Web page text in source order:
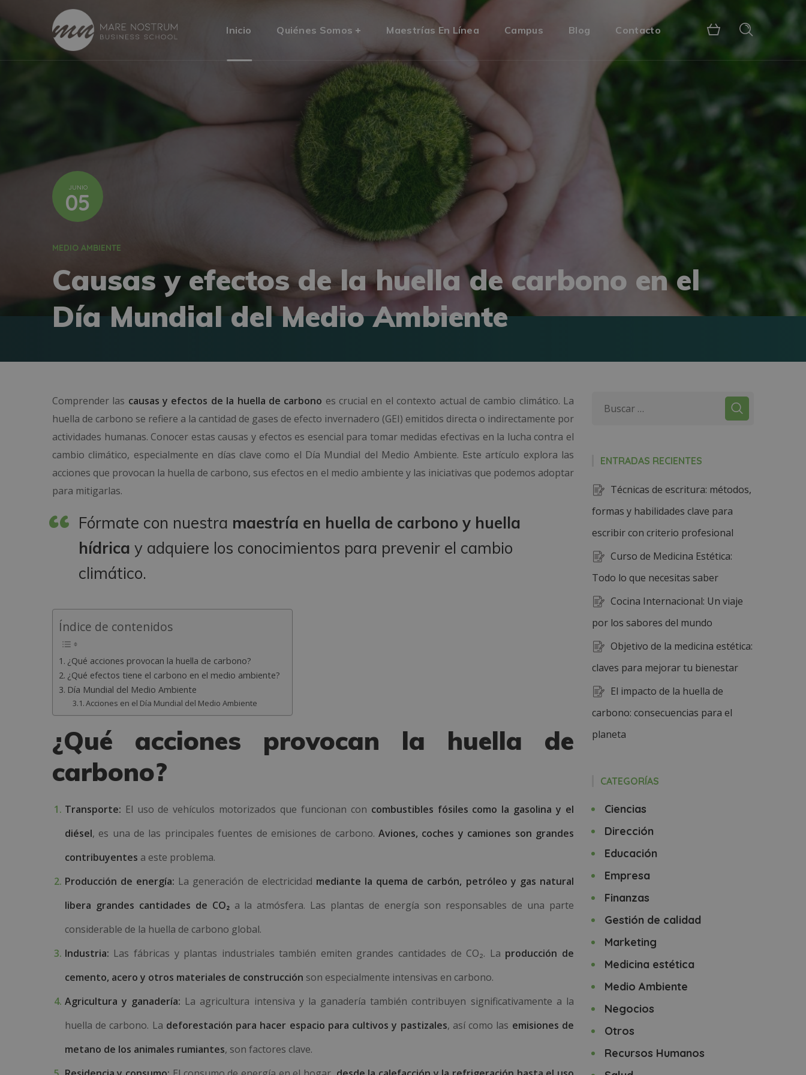
Inicio Quiénes Somos Maestrías En Línea Campus Blog Contacto
JUNIO
05
MEDIO AMBIENTE
Causas y efectos de la huella de carbono en el
Día Mundial del Medio Ambiente
Comprender las causas y efectos de la huella de carbono es crucial en el contexto actual de cambio climático. La
huella de carbono se refiere a la cantidad de gases de efecto invernadero (GEI) emitidos directa o indirectamente por
actividades humanas. Conocer estas causas y efectos es esencial para tomar medidas efectivas en la lucha contra el
cambio climático, especialmente en días clave como el Día Mundial del Medio Ambiente. Este artículo explora las
acciones que provocan la huella de carbono, sus efectos en el medio ambiente y las iniciativas que podemos adoptar
para mitigarlas.
Fórmate con nuestra maestría en huella de carbono y huella
hídrica y adquiere los conocimientos para prevenir el cambio
climático.
Índice de contenidos
¿Qué acciones provocan la huella de carbono?
¿Qué efectos tiene el carbono en el medio ambiente?
Día Mundial del Medio Ambiente
Acciones en el Día Mundial del Medio Ambiente
¿Qué acciones provocan la huella de
carbono?
Transporte: El uso de vehículos motorizados que funcionan con combustibles fósiles como la gasolina y el
diésel, es una de las principales fuentes de emisiones de carbono.Aviones, coches y camiones son grandes
contribuyentes a este problema.
Producción de energía: La generación de electricidad mediante la quema de carbón, petróleo y gas natural
libera grandes cantidades de CO₂a la atmósfera. Las plantas de energía son responsables de una parte
considerable de la huella de carbono global.
Industria: Las fábricas y plantas industriales también emiten grandes cantidades de CO₂. La producción de
cemento, acero y otros materiales de construcción son especialmente intensivas en carbono.
Agricultura y ganadería: La agricultura intensiva y la ganadería también contribuyen significativamente a la
huella de carbono. La deforestación para hacer espacio para cultivos y pastizales, así como las emisiones de
metano de los animales rumiantes, son factores clave.
ENTRADAS RECIENTES
Técnicas de escritura: métodos,
formas y habilidades clave para
escribir con criterio profesional
Curso de Medicina Estética:
Todo lo que necesitas saber
Cocina Internacional: Un viaje
por los sabores del mundo
Objetivo de la medicina estética:
claves para mejorar tu bienestar
El impacto de la huella de
carbono: consecuencias para el
planeta
CATEGORÍAS
Ciencias
Dirección
Educación
Empresa
Finanzas
Gestión de calidad
Marketing
Medicina estética
Medio Ambiente
Negocios
Otros
Recursos Humanos